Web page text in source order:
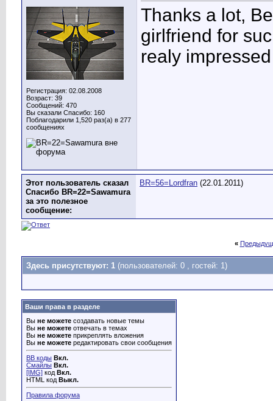
Регистрация: 02.08.2008
Возраст: 39
Сообщений: 470
Вы сказали Спасибо: 160
Поблагодарили 1,520 раз(а) в 277
сообщениях
Thanks a lot,
girlfriend for
realy
Этот пользователь сказал
Спасибо BR=22=Sawamura
за это полезное
сообщение:
BR=56=Lordfran (22.01.2011)
«
Здесь присутствуют: 1 (пользователей: 0 , гостей: 1)
Ваши права в разделе
Вы не можете создавать новые темы
Вы не можете отвечать в темах
Вы не можете прикреплять вложения
Вы не можете редактировать свои сообщения
BB коды Вкл.
Смайлы Вкл.
[IMG] код Вкл.
HTML код Выкл.
Правила форума